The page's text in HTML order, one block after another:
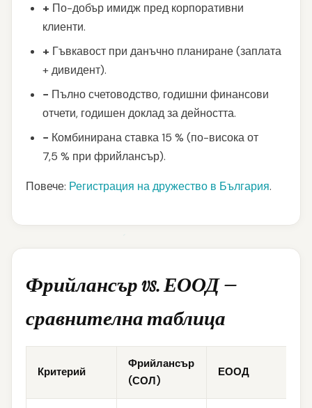
+ По-добър имидж пред корпоративни
клиенти.
+ Гъвкавост при данъчно планиране (заплата
+ дивидент).
− Пълно счетоводство, годишни финансови
отчети, годишен доклад за дейността.
− Комбинирана ставка 15 % (по-висока от
7,5 % при фрийлансър).
Повече: Регистрация на дружество в България.
Фрийлансър vs. ЕООД —
сравнителна таблица
Критерий
Фрийлансър
(СОЛ)
ЕООД